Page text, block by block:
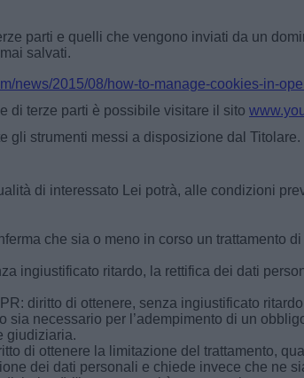
parti e quelli che vengono inviati da un
salvati.
news/2015/08/how-to-manage-cookies-in-
di terze parti è possibile visitare il sito
gli strumenti messi a disposizione dal Titolare.
di interessato Lei potrà, alle condizioni
che sia o meno in corso un trattamento
ingiustificato ritardo, la rettifica dei dati
diritto di ottenere, senza ingiustificato
necessario per l’adempimento di un
giudiziaria.
di ottenere la limitazione del trattamento,
dei dati personali e chiede invece che ne